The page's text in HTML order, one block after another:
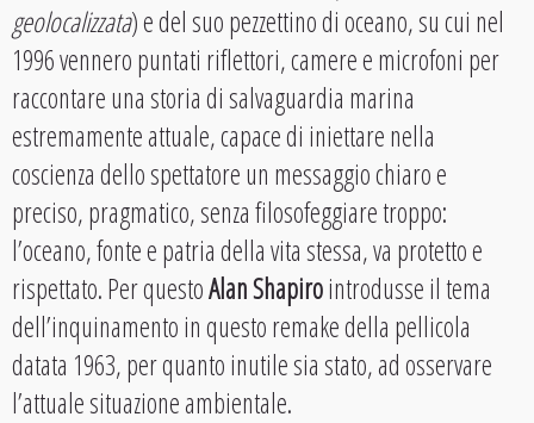
geolocalizzata) e del suo pezzettino di oceano, su cui nel
1996 vennero puntati riflettori, camere e microfoni per
raccontare una storia di salvaguardia marina
estremamente attuale, capace di iniettare nella
coscienza dello spettatore un messaggio chiaro e
preciso, pragmatico, senza filosofeggiare troppo:
l’oceano, fonte e patria della vita stessa, va protetto e
rispettato. Per questoAlan Shapirointrodusse il tema
dell’inquinamento in questo remake della pellicola
datata 1963, per quanto inutile sia stato, ad osservare
l’attuale situazione ambientale.